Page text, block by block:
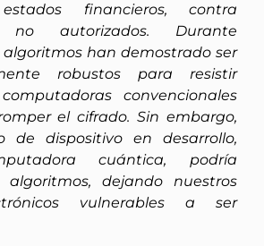
financieros, contra
no autorizados. Durante
algoritmos han demostrado ser
robustos para resistir
convencionales
el cifrado. Sin embargo,
de dispositivo en desarrollo,
cuántica, podría
dejando nuestros
vulnerables a ser